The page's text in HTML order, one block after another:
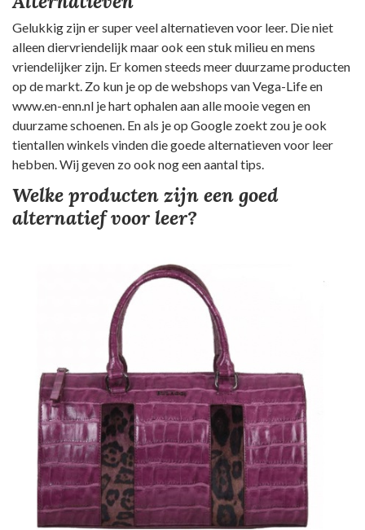
Gelukkig zijn er super veel alternatieven voor leer. Die niet
alleen diervriendelijk maar ook een stuk milieu en mens
vriendelijker zijn. Er komen steeds meer duurzame producten
op de markt. Zo kun je op de webshops van Vega-Life en
www.en-enn.nl je hart ophalen aan alle mooie vegen en
duurzame schoenen. En als je op Google zoekt zou je ook
tientallen winkels vinden die goede alternatieven voor leer
hebben. Wij geven zo ook nog een aantal tips.
Welke producten zijn een goed
alternatief voor leer?